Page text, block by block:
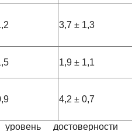
3,7 ± 1,3
1,9 ± 1,1
4,2 ± 0,7
достоверности